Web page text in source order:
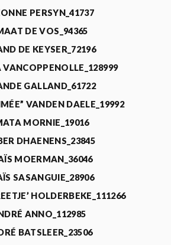
PERSYN_41737
DE VOS_94365
DE KEYSER_72196
GALLAND_61722
VANDEN DAELE_19992
MORNIE_19016
DHAENENS_23845
MOERMAN_36046
SASANGUIE_28906
HOLDERBEKE_111266
ANNO_112985
BATSLEER_23506